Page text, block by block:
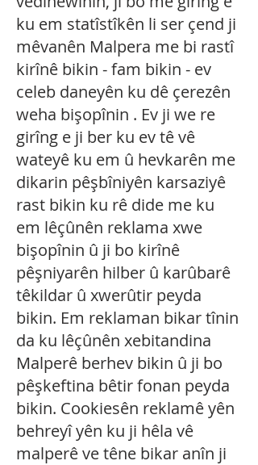
ku em statîstîkên li ser çend ji
mêvanên Malpera me bi rastî
kirînê bikin - fam bikin - ev
celeb daneyên ku dê çerezên
weha bişopînin . Ev ji we re
girîng e ji ber ku ev tê vê
wateyê ku em û hevkarên me
dikarin pêşbîniyên karsaziyê
rast bikin ku rê dide me ku
em lêçûnên reklama xwe
bişopînin û ji bo kirînê
pêşniyarên hilber û karûbarê
têkildar û xwerûtir peyda
bikin. Em reklaman bikar tînin
da ku lêçûnên xebitandina
Malperê berhev bikin û ji bo
pêşkeftina bêtir fonan peyda
bikin. Cookiesên reklamê yên
behreyî yên ku ji hêla vê
malperê ve têne bikar anîn ji